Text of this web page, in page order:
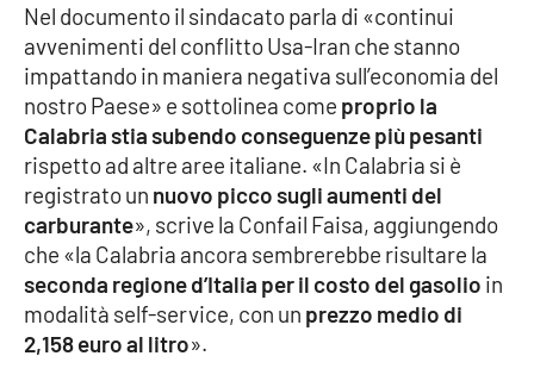
Economia e Lavoro
Politica
Sanità
Società
Sport
Nel documento il sindacato parla di «continui
avvenimenti del conflitto Usa-Iran che stanno
impattando in maniera negativa sull’economia del
nostro Paese» e sottolinea come proprio la
Calabria stia subendo conseguenze più pesanti
rispetto ad altre aree italiane. «In Calabria si è
registrato un nuovo picco sugli aumenti del
carburante», scrive la Confail Faisa, aggiungendo
che «la Calabria ancora sembrerebbe risultare la
seconda regione d’Italia per il costo del gasolio in
modalità self-service, con un prezzo medio di
2,158 euro al litro».